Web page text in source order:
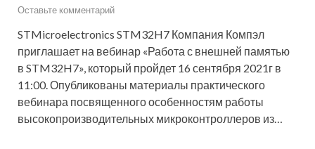
Оставьте комментарий
STMicroelectronics STM32H7 Компания Компэл
приглашает на вебинар «Работа с внешней памятью
в STM32H7», который пройдет 16 сентября 2021г в
11:00. Опубликованы материалы практического
вебинара посвященного особенностям работы
высокопроизводительных микроконтроллеров из…